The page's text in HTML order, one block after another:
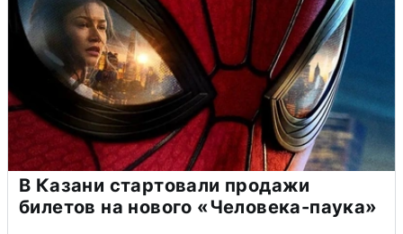
В Казани стартовали продажи
билетов на нового «Человека-паука»